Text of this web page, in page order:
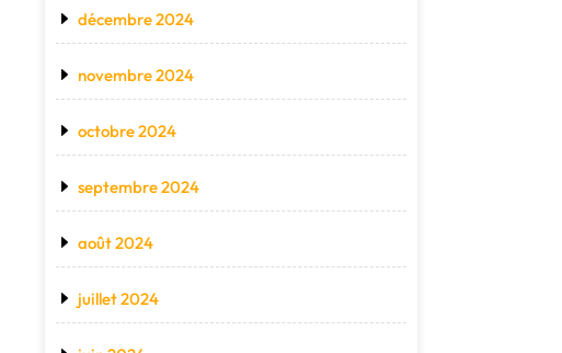
décembre 2024
novembre 2024
octobre 2024
septembre 2024
août 2024
juillet 2024